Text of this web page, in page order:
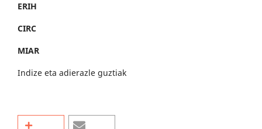
ERIH
CIRC
MIAR
Indize eta adierazle guztiak